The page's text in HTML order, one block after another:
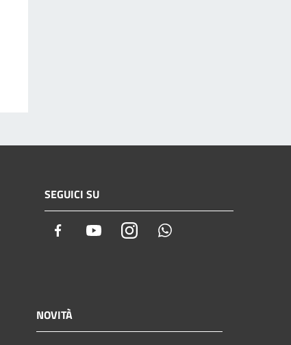
SEGUICI SU
Facebook YoutubeInstagram
NOVITÀ